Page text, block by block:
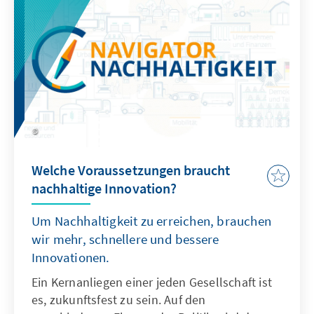
Welche Voraussetzungen braucht
nachhaltige Innovation?
Um Nachhaltigkeit zu erreichen, brauchen
wir mehr, schnellere und bessere
Innovationen.
Ein Kernanliegen einer jeden Gesellschaft ist
es, zukunftsfest zu sein. Auf den